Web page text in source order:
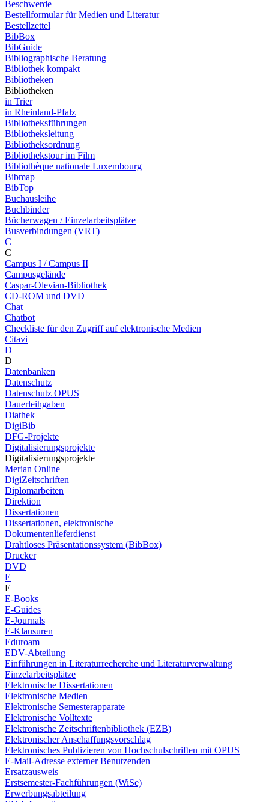
Beschwerde
Bestellformular für Medien und Literatur
Bestellzettel
BibBox
BibGuide
Bibliographische Beratung
Bibliothek kompakt
Bibliotheken
Bibliotheken
in Trier
in Rheinland-Pfalz
Bibliotheksführungen
Bibliotheksleitung
Bibliotheksordnung
Bibliothekstour im Film
Bibliothèque nationale Luxembourg
Bibmap
BibTop
Buchausleihe
Buchbinder
Bücherwagen / Einzelarbeitsplätze
Busverbindungen (VRT)
C
C
Campus I / Campus II
Campusgelände
Caspar-Olevian-Bibliothek
CD-ROM und DVD
Chat
Chatbot
Checkliste für den Zugriff auf elektronische Medien
Citavi
D
D
Datenbanken
Datenschutz
Datenschutz OPUS
Dauerleihgaben
Diathek
DigiBib
DFG-Projekte
Digitalisierungsprojekte
Digitalisierungsprojekte
Merian Online
DigiZeitschriften
Diplomarbeiten
Direktion
Dissertationen
Dissertationen, elektronische
Dokumentenlieferdienst
Drahtloses Präsentationssystem (BibBox)
Drucker
DVD
E
E
E-Books
E-Guides
E-Journals
E-Klausuren
Eduroam
EDV-Abteilung
Einführungen in Literaturrecherche und Literaturverwaltung
Einzelarbeitsplätze
Elektronische Dissertationen
Elektronische Medien
Elektronische Semesterapparate
Elektronische Volltexte
Elektronische Zeitschriftenbibliothek (EZB)
Elektronischer Anschaffungsvorschlag
Elektronisches Publizieren von Hochschulschriften mit OPUS
E-Mail-Adresse externer Benutzenden
Ersatzausweis
Erstsemester-Fachführungen (WiSe)
Erwerbungsabteilung